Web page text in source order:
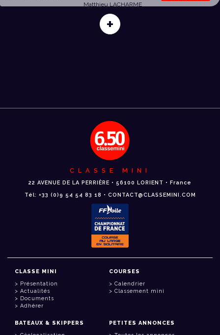
Matthieu LACHARME
+
CLASSE MINI
22 AVENUE DE LA PERRIÈRE • 56100 LORIENT • France
Tél: +33 (0)9 54 54 83 18 • CONTACT@CLASSEMINI.COM
CLASSE MINI
Présentation
Actualités
Documents
Adhérer
COURSES
Calendrier
Classement mini
BATEAUX & SKIPPERS
PETITES ANNONCES